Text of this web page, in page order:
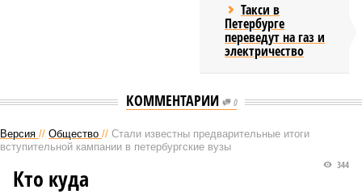
Такси в
Петербурге
переведут на газ и
электричество
КОММЕНТАРИИ 0
Версия // Общество // Стали известны предварительные итоги
вступительной кампании в петербургские вузы
344
Кто куда